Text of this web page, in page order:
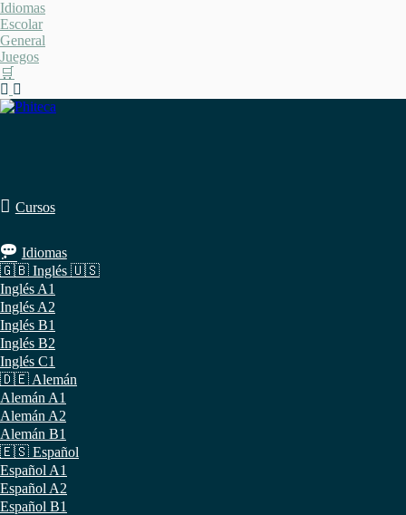
Saltar
al
contenido
Idiomas
Escolar
General
Juegos
🛒
Cursos
Idiomas
🇬🇧 Inglés 🇺🇸
Inglés A1
Inglés A2
Inglés B1
Inglés B2
Inglés C1
🇩🇪 Alemán
Alemán A1
Alemán A2
Alemán B1
🇪🇸 Español
Español A1
Español A2
Español B1